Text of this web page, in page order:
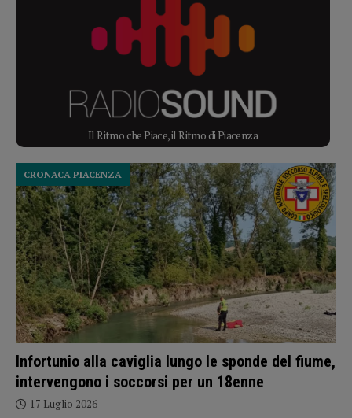
Il Ritmo che Piace, il Ritmo di Piacenza
Infortunio alla caviglia lungo le sponde del fiume,
intervengono i soccorsi per un 18enne
CRONACA PIACENZA
17 Luglio 2026